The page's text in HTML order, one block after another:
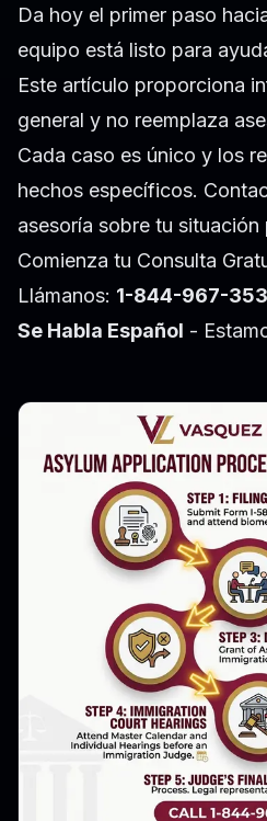
Da hoy el primer paso
equipo está listo para
Este artículo proporciona
general y no reemplaza
Cada caso es único y los
hechos específicos.
asesoría sobre tu situación
Comienza tu Consulta
Llámanos: 1-844-967-
Se Habla Español -